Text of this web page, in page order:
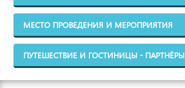
МЕСТО ПРОВЕДЕНИЯ И МЕРОПРИЯТИЯ
ПУТЕШЕСТВИЕ И ГОСТИНИЦЫ - ПАРТНЁРЫ